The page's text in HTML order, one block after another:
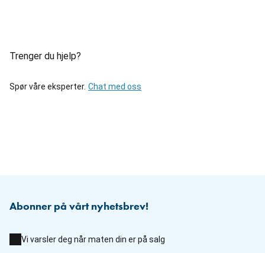
Trenger du hjelp?
Spør våre eksperter. Chat med oss
Abonner på vårt nyhetsbrev!
Vi varsler deg når maten din er på salg